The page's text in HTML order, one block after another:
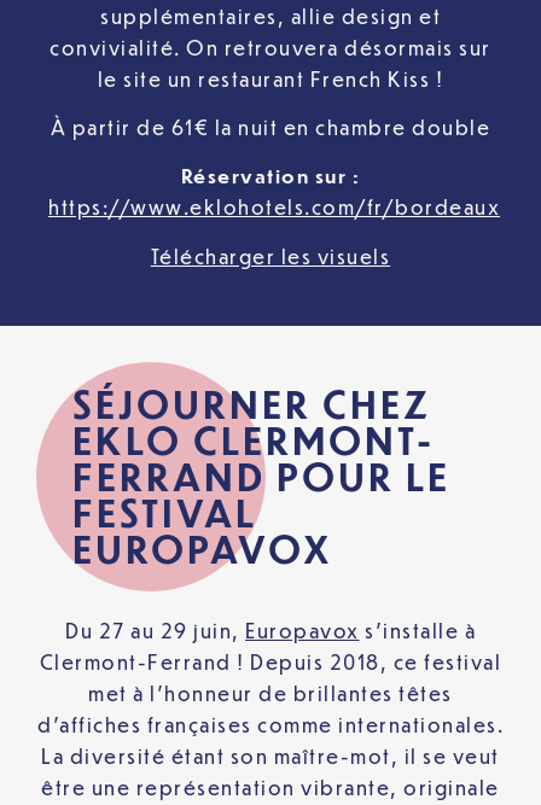
supplémentaires, allie design et
convivialité. On retrouvera désormais sur
le site un restaurant French Kiss !
À partir de 61€ la nuit en chambre double
Réservation sur :
https://www.eklohotels.com/fr/bordeaux
Télécharger les visuels
SÉJOURNER CHEZ
EKLO CLERMONT-
FERRAND POUR LE
FESTIVAL
EUROPAVOX
Du 27 au 29 juin, Europavox s’installe à
Clermont-Ferrand ! Depuis 2018, ce festival
met à l’honneur de brillantes têtes
d’affiches françaises comme internationales.
La diversité étant son maître-mot, il se veut
être une représentation vibrante, originale